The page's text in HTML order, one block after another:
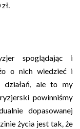
spoglądając i
o nich wiedzieć i
działań, ale to my
powinniśmy
dopasowanej
życia jest tak, że